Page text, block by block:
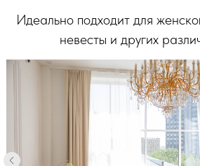
Идеально подходит для
невесты и других